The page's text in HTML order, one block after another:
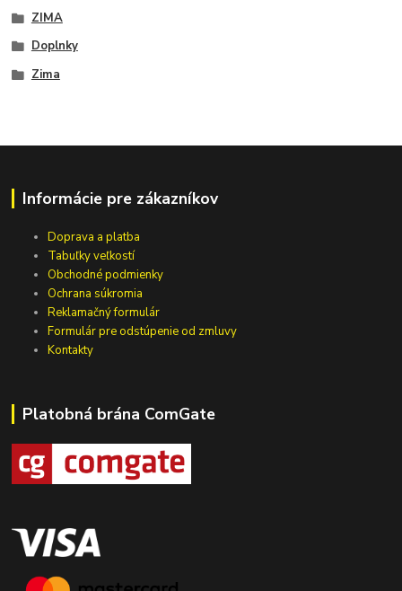
ZIMA
Doplnky
Zima
Informácie pre zákazníkov
Doprava a platba
Tabuľky veľkostí
Obchodné podmienky
Ochrana súkromia
Reklamačný formulár
Formulár pre odstúpenie od zmluvy
Kontakty
Platobná brána ComGate